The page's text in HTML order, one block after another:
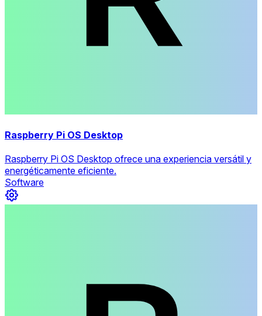
Raspberry Pi OS Desktop
Raspberry Pi OS Desktop ofrece una experiencia versátil y
energéticamente eficiente.
Software